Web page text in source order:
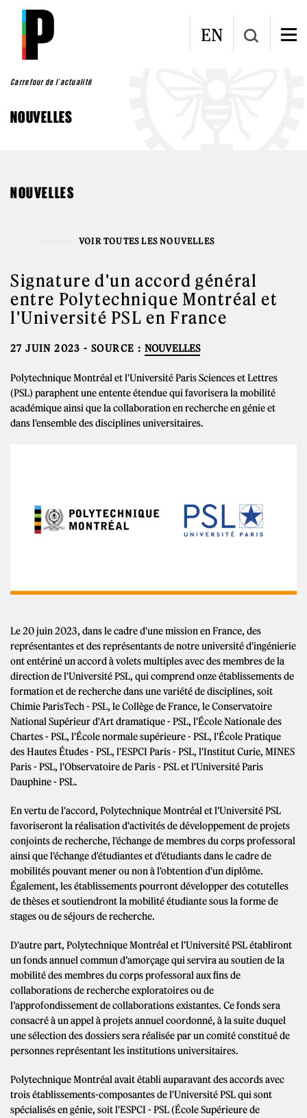
Aller au contenu principal
EN
Carrefour de l'actualité
NOUVELLES
NOUVELLES
Signature d'un accord général
entre Polytechnique Montréal et
l'Université PSL en France
27 JUIN 2023 - SOURCE : NOUVELLES
Polytechnique Montréal et l'Université Paris Sciences et Lettres
(PSL) paraphent une entente étendue qui favorisera la mobilité
académique ainsi que la collaboration en recherche en génie et
dans l'ensemble des disciplines universitaires.
Le 20 juin 2023, dans le cadre d'une mission en France, des
représentantes et des représentants de notre université d'ingénierie
ont entériné un accord à volets multiples avec des membres de la
direction de l'Université PSL, qui comprend onze établissements de
formation et de recherche dans une variété de disciplines, soit
Chimie ParisTech - PSL, le Collège de France, le Conservatoire
National Supérieur d'Art dramatique - PSL, l'École Nationale des
Chartes - PSL, l'École normale supérieure - PSL, l'École Pratique
des Hautes Études - PSL, l'ESPCI Paris - PSL, l'Institut Curie, MINES
Paris - PSL, l'Observatoire de Paris - PSL et l'Université Paris
Dauphine - PSL.
En vertu de l'accord, Polytechnique Montréal et l'Université PSL
favoriseront la réalisation d'activités de développement de projets
conjoints de recherche, l'échange de membres du corps professoral
ainsi que l'échange d'étudiantes et d'étudiants dans le cadre de
mobilités pouvant mener ou non à l'obtention d'un diplôme.
Également, les établissements pourront développer des cotutelles
de thèses et soutiendront la mobilité étudiante sous la forme de
stages ou de séjours de recherche.
D'autre part, Polytechnique Montréal et l'Université PSL établiront
un fonds annuel commun d’amorçage qui servira au soutien de la
mobilité des membres du corps professoral aux fins de
collaborations de recherche exploratoires ou de
l’approfondissement de collaborations existantes. Ce fonds sera
consacré à un appel à projets annuel coordonné, à la suite duquel
une sélection des dossiers sera réalisée par un comité constitué de
personnes représentant les institutions universitaires.
Polytechnique Montréal avait établi auparavant des accords avec
trois établissements-composantes de l'Université PSL qui sont
spécialisés en génie, soit l'ESPCI - PSL (École Supérieure de
VOIR TOUTES LES NOUVELLES